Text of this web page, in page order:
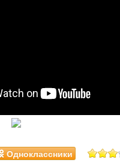
Одноклассники